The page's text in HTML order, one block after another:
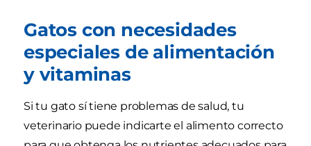
Gatos con necesidades
especiales de alimentación
y vitaminas
Si tu gato sí tiene problemas de salud, tu
veterinario puede indicarte el alimento correcto